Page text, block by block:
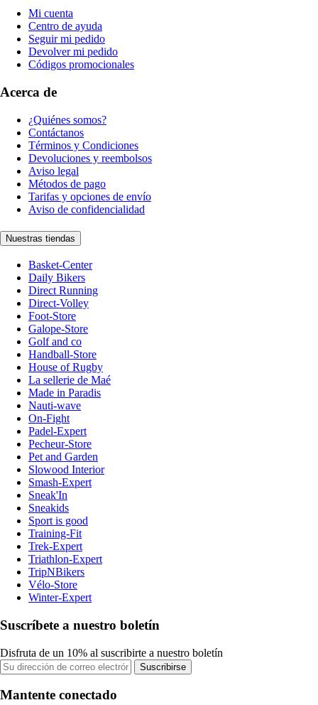
Mi cuenta
Centro de ayuda
Seguir mi pedido
Devolver mi pedido
Códigos promocionales
Acerca de
¿Quiénes somos?
Contáctanos
Términos y Condiciones
Devoluciones y reembolsos
Aviso legal
Métodos de pago
Tarifas y opciones de envío
Aviso de confidencialidad
Nuestras tiendas
Basket-Center
Daily Bikers
Direct Running
Direct-Volley
Foot-Store
Galope-Store
Golf and co
Handball-Store
House of Rugby
La sellerie de Maé
Made in Paradis
Nauti-wave
On-Fight
Padel-Expert
Pecheur-Store
Pet and Garden
Slowood Interior
Smash-Expert
Sneak'In
Sneakids
Sport is good
Training-Fit
Trek-Expert
Triathlon-Expert
TripNBikers
Vélo-Store
Winter-Expert
Suscríbete a nuestro boletín
Disfruta de un 10% al suscribirte a nuestro boletín
Suscribirse
Mantente conectado